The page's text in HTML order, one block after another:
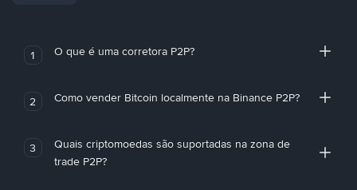
1 O que é uma corretora P2P?
2 Como vender Bitcoin localmente na Binance P2P?
3
Quais criptomoedas são suportadas na zona de
trade P2P?